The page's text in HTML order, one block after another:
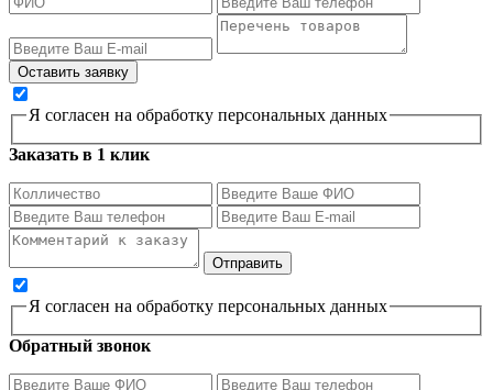
Я согласен на обработку персональных данных
Заказать в 1 клик
Я согласен на обработку персональных данных
Обратный звонок